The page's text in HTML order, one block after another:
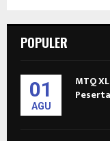
POPULER
01
AGU
MTQ